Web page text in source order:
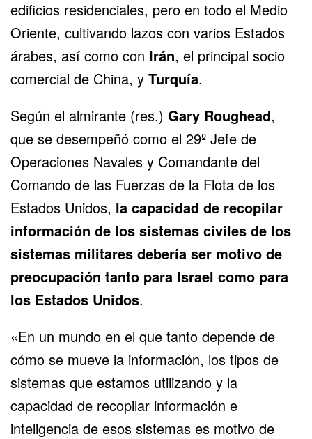
edificios residenciales, pero en todo el Medio
Oriente, cultivando lazos con varios Estados
árabes, así como con Irán, el principal socio
comercial de China, y Turquía.
Según el almirante (res.) Gary Roughead,
que se desempeñó como el 29º Jefe de
Operaciones Navales y Comandante del
Comando de las Fuerzas de la Flota de los
Estados Unidos, la capacidad de recopilar
información de los sistemas civiles de los
sistemas militares debería ser motivo de
preocupación tanto para Israel como para
los Estados Unidos.
«En un mundo en el que tanto depende de
cómo se mueve la información, los tipos de
sistemas que estamos utilizando y la
capacidad de recopilar información e
inteligencia de esos sistemas es motivo de